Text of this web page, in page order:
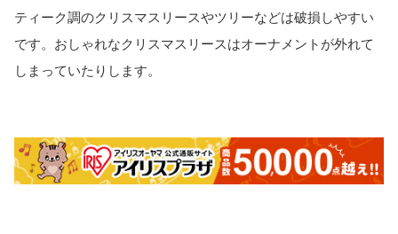
ティーク調のクリスマスリースやツリーなどは破損しやすい
です。おしゃれなクリスマスリースはオーナメントが外れて
しまっていたりします。